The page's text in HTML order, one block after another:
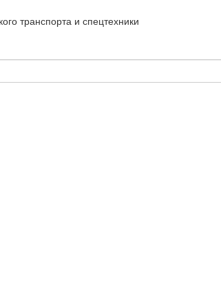
транспорта и спецтехники